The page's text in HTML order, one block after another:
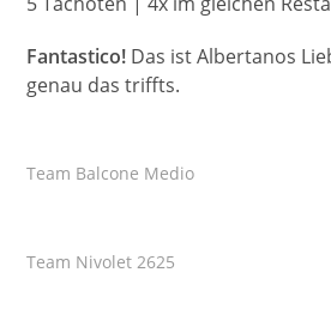
Fantastico! Das ist Albertanos
genau das triffts.
Team Balcone Medio
Team Nivolet 2625